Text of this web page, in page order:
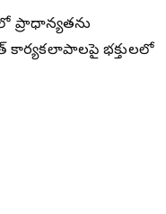
ప్రాధాన్యతను
కార్యకలాపాలపై భక్తులలో